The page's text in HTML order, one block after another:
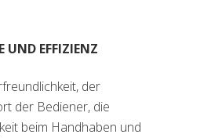
UND EFFIZIENZ
der
der Bediener, die
beim Handhaben und